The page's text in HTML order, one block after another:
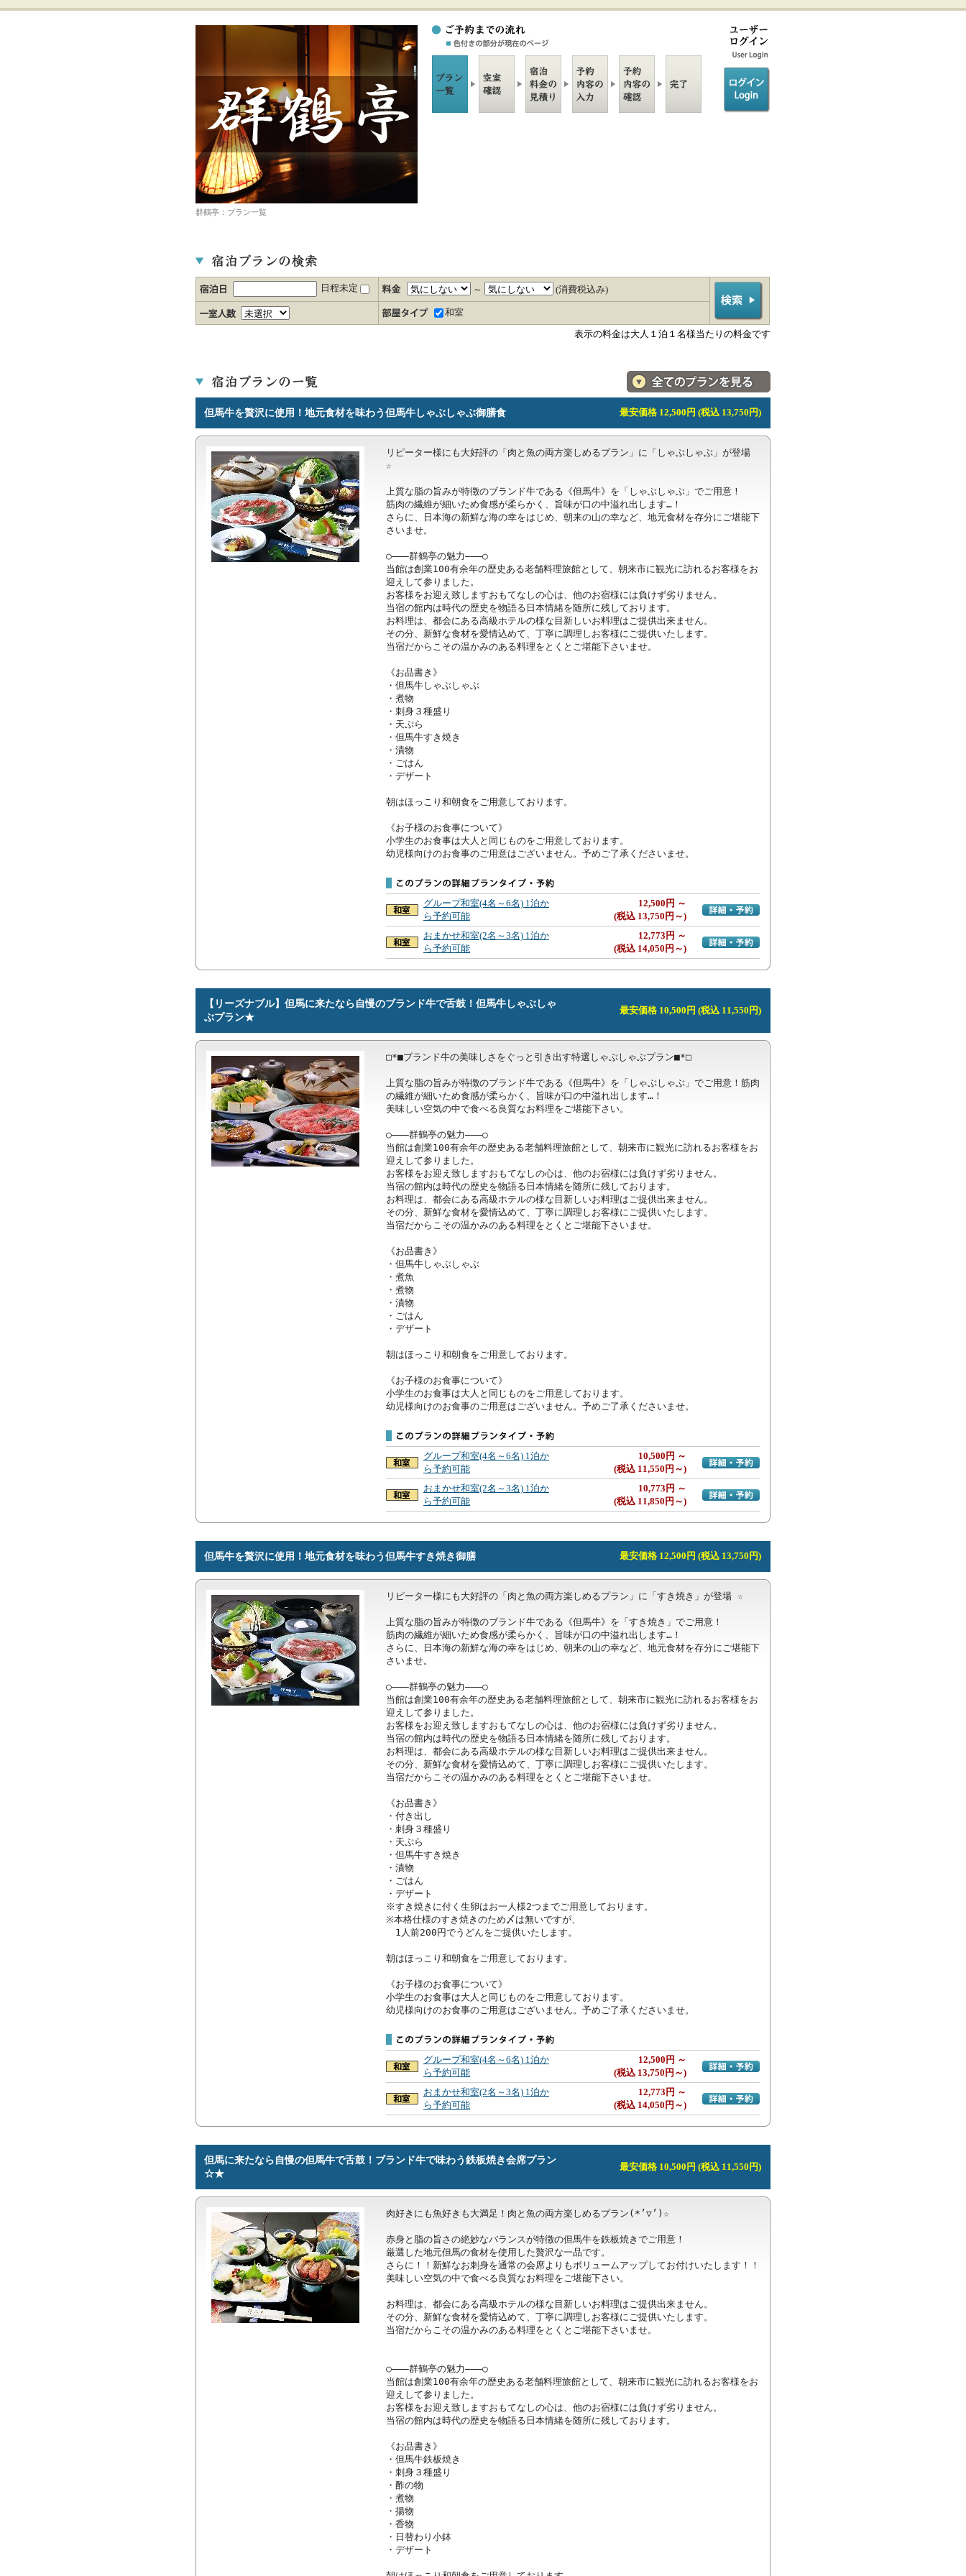
群鶴亭：プラン一覧
日程未定 ～ (消費税込み)
和室
表示の料金は大人１泊１名様当たりの料金です
料金・宿泊プラン一覧へ
但馬牛を贅沢に使用！地元食材を味わう但馬牛しゃぶしゃぶ御膳食 最安価格 12,500円 (税込 13,750円)
リピーター様にも大好評の「肉と魚の両方楽しめるプラン」に「しゃぶしゃぶ」が登場
☆
上質な脂の旨みが特徴のブランド牛である《但馬牛》を「しゃぶしゃぶ」でご用意！
筋肉の繊維が細いため食感が柔らかく、旨味が口の中溢れ出します…！
さらに、日本海の新鮮な海の幸をはじめ、朝来の山の幸など、地元食材を存分にご堪能下
さいませ。
○―――群鶴亭の魅力―――○
当館は創業100有余年の歴史ある老舗料理旅館として、朝来市に観光に訪れるお客様をお
迎えして参りました。
お客様をお迎え致しますおもてなしの心は、他のお宿様には負けず劣りません。
当宿の館内は時代の歴史を物語る日本情緒を随所に残しております。
お料理は、都会にある高級ホテルの様な目新しいお料理はご提供出来ません。
その分、新鮮な食材を愛情込めて、丁寧に調理しお客様にご提供いたします。
当宿だからこその温かみのある料理をとくとご堪能下さいませ。
《お品書き》
・但馬牛しゃぶしゃぶ
・煮物
・刺身３種盛り
・天ぷら
・但馬牛すき焼き
・漬物
・ごはん
・デザート
朝はほっこり和朝食をご用意しております。
《お子様のお食事について》
小学生のお食事は大人と同じものをご用意しております。
幼児様向けのお食事のご用意はございません。予めご了承くださいませ。
グループ和室(4名～6名) 1泊か
ら予約可能
12,500円 ～
(税込 13,750円～)
詳細・予約へ
おまかせ和室(2名～3名) 1泊か
ら予約可能
12,773円 ～
(税込 14,050円～)
詳細・予約へ
【リーズナブル】但馬に来たなら自慢のブランド牛で舌鼓！但馬牛しゃぶしゃ
ぶプラン★
最安価格 10,500円 (税込 11,550円)
□*■ブランド牛の美味しさをぐっと引き出す特選しゃぶしゃぶプラン■*□
上質な脂の旨みが特徴のブランド牛である《但馬牛》を「しゃぶしゃぶ」でご用意！筋肉
の繊維が細いため食感が柔らかく、旨味が口の中溢れ出します…！
美味しい空気の中で食べる良質なお料理をご堪能下さい。
○―――群鶴亭の魅力―――○
当館は創業100有余年の歴史ある老舗料理旅館として、朝来市に観光に訪れるお客様をお
迎えして参りました。
お客様をお迎え致しますおもてなしの心は、他のお宿様には負けず劣りません。
当宿の館内は時代の歴史を物語る日本情緒を随所に残しております。
お料理は、都会にある高級ホテルの様な目新しいお料理はご提供出来ません。
その分、新鮮な食材を愛情込めて、丁寧に調理しお客様にご提供いたします。
当宿だからこその温かみのある料理をとくとご堪能下さいませ。
《お品書き》
・但馬牛しゃぶしゃぶ
・煮魚
・煮物
・漬物
・ごはん
・デザート
朝はほっこり和朝食をご用意しております。
《お子様のお食事について》
小学生のお食事は大人と同じものをご用意しております。
幼児様向けのお食事のご用意はございません。予めご了承くださいませ。
グループ和室(4名～6名) 1泊か
ら予約可能
10,500円 ～
(税込 11,550円～)
詳細・予約へ
おまかせ和室(2名～3名) 1泊か
ら予約可能
10,773円 ～
(税込 11,850円～)
詳細・予約へ
但馬牛を贅沢に使用！地元食材を味わう但馬牛すき焼き御膳 最安価格 12,500円 (税込 13,750円)
リピーター様にも大好評の「肉と魚の両方楽しめるプラン」に「すき焼き」が登場 ☆
上質な脂の旨みが特徴のブランド牛である《但馬牛》を「すき焼き」でご用意！
筋肉の繊維が細いため食感が柔らかく、旨味が口の中溢れ出します…！
さらに、日本海の新鮮な海の幸をはじめ、朝来の山の幸など、地元食材を存分にご堪能下
さいませ。
○―――群鶴亭の魅力―――○
当館は創業100有余年の歴史ある老舗料理旅館として、朝来市に観光に訪れるお客様をお
迎えして参りました。
お客様をお迎え致しますおもてなしの心は、他のお宿様には負けず劣りません。
当宿の館内は時代の歴史を物語る日本情緒を随所に残しております。
お料理は、都会にある高級ホテルの様な目新しいお料理はご提供出来ません。
その分、新鮮な食材を愛情込めて、丁寧に調理しお客様にご提供いたします。
当宿だからこその温かみのある料理をとくとご堪能下さいませ。
《お品書き》
・付き出し
・刺身３種盛り
・天ぷら
・但馬牛すき焼き
・漬物
・ごはん
・デザート
※すき焼きに付く生卵はお一人様2つまでご用意しております。
※本格仕様のすき焼きのため〆は無いですが、
1人前200円でうどんをご提供いたします。
朝はほっこり和朝食をご用意しております。
《お子様のお食事について》
小学生のお食事は大人と同じものをご用意しております。
幼児様向けのお食事のご用意はございません。予めご了承くださいませ。
グループ和室(4名～6名) 1泊か
ら予約可能
12,500円 ～
(税込 13,750円～)
詳細・予約へ
おまかせ和室(2名～3名) 1泊か
ら予約可能
12,773円 ～
(税込 14,050円～)
詳細・予約へ
但馬に来たなら自慢の但馬牛で舌鼓！ブランド牛で味わう鉄板焼き会席プラン
☆★
最安価格 10,500円 (税込 11,550円)
肉好きにも魚好きも大満足！肉と魚の両方楽しめるプラン(*’▽’)☆
赤身と脂の旨さの絶妙なバランスが特徴の但馬牛を鉄板焼きでご用意！
厳選した地元但馬の食材を使用した贅沢な一品です。
さらに！！新鮮なお刺身を通常の会席よりもボリュームアップしてお付けいたします！！
美味しい空気の中で食べる良質なお料理をご堪能下さい。
お料理は、都会にある高級ホテルの様な目新しいお料理はご提供出来ません。
その分、新鮮な食材を愛情込めて、丁寧に調理しお客様にご提供いたします。
当宿だからこその温かみのある料理をとくとご堪能下さいませ。
○―――群鶴亭の魅力―――○
当館は創業100有余年の歴史ある老舗料理旅館として、朝来市に観光に訪れるお客様をお
迎えして参りました。
お客様をお迎え致しますおもてなしの心は、他のお宿様には負けず劣りません。
当宿の館内は時代の歴史を物語る日本情緒を随所に残しております。
《お品書き》
・但馬牛鉄板焼き
・刺身３種盛り
・酢の物
・煮物
・揚物
・香物
・日替わり小鉢
・デザート